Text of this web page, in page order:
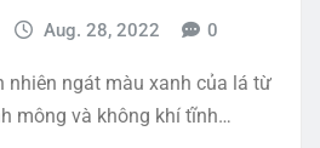
Aug. 28, 2022 0
nhiên ngát màu xanh của lá từ
mông và không khí tĩnh…